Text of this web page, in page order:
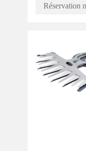
Réservation